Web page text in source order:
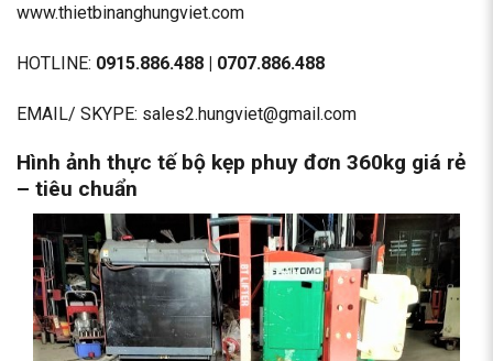
www.thietbinanghungviet.com
HOTLINE: 0915.886.488 | 0707.886.488
EMAIL/ SKYPE: sales2.hungviet@gmail.com
Hình ảnh thực tế bộ kẹp phuy đơn 360kg giá rẻ
– tiêu chuẩn